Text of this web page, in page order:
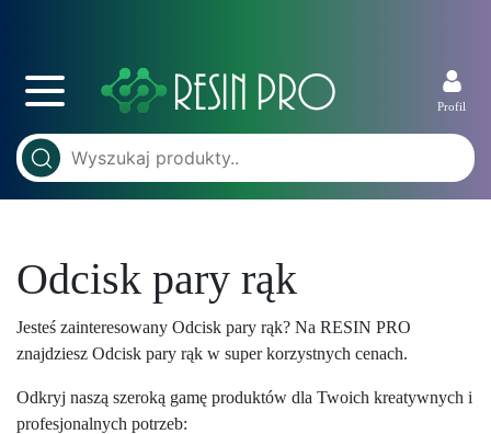
Profil
Odcisk pary rąk
Jesteś zainteresowany Odcisk pary rąk? Na RESIN PRO
znajdziesz Odcisk pary rąk w super korzystnych cenach.
Odkryj naszą szeroką gamę produktów dla Twoich kreatywnych i
profesjonalnych potrzeb: